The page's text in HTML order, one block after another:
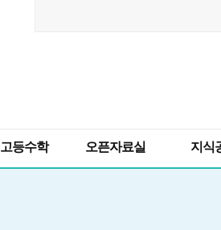
고등수학 오픈자료실 지식